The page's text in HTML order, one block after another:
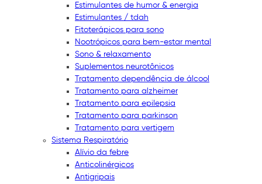
Estimulantes de humor & energia
Estimulantes / tdah
Fitoterápicos para sono
Nootrópicos para bem-estar mental
Sono & relaxamento
Suplementos neurotônicos
Tratamento dependência de álcool
Tratamento para alzheimer
Tratamento para epilepsia
Tratamento para parkinson
Tratamento para vertigem
Sistema Respiratório
Alívio da febre
Anticolinérgicos
Antigripais